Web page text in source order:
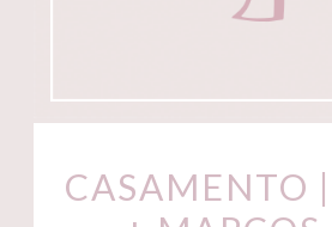
CASAMENTO